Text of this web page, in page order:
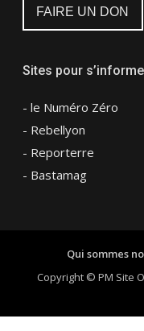
FAIRE UN DON
Sites pour
- le Numéro Zéro
- Rebellyon
- Reporterre
- Bastamag
Qui sommes
Copyright © PM Site